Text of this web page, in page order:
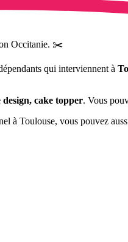
Occitanie. ✂️
qui interviennent à
design, cake topper. Vous
à Toulouse, vous pouvez